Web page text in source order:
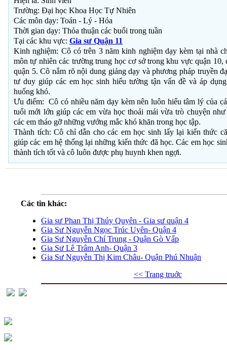
Trường: Đại học Khoa Học Tự Nhiên
Các môn dạy: Toán - Lý - Hóa
Thời gian dạy: Thỏa thuận các buổi trong tuần
Tại các khu vực: Gia sư Quận 11
Kinh nghiệm: Cô có trên 3 năm kinh nghiệm dạy kèm tại nhà
môn tự nhiên các trường trung học cơ sở trong khu vực quận 10,
quận 5. Cô nắm rõ nội dung giảng dạy và phương pháp truyền
tư duy giúp các em học sinh hiểu tường tận vấn đề và áp
huống khó.
Ưu điểm: Cô có nhiều năm dạy kèm nên luôn hiểu tâm lý của
tuổi mới lớn giúp các em vừa học thoải mái vừa trò chuyện
các em tháo gỡ những vướng mắc khó khăn trong học tập.
Thành tích: Cô chỉ dẫn cho các em học sinh lấy lại kiến thức
giúp các em hệ thống lại những kiến thức đã học. Các em học
thành tích tốt và cô luôn được phụ huynh khen ngợi.
Các tin khác:
Gia sư Phan Thị Thúy Quyên - Gia sư quận 4
Gia Sư Nguyễn Ngọc Trúc Uyên- Quận 4
Gia Sư Nguyễn Chí Trung - Quận Gò Vấp
Gia Sư Lê Trâm Anh- Quận 3
Gia Sư Nguyễn Thị Kim Châu- Quận Phú Nhuận
<< Trang truớc